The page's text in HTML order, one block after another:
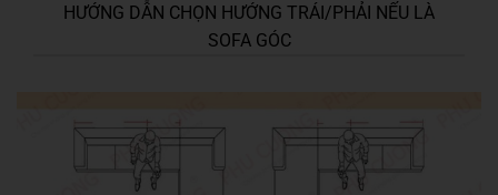
HƯỚNG DẪN CHỌN HƯỚNG TRÁI/PHẢI NẾU LÀ
SOFA GÓC